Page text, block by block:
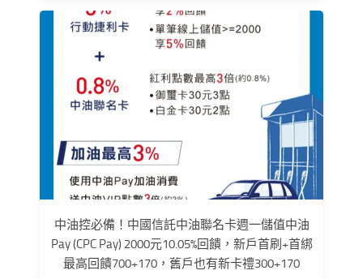
中油控必備！中國信託中油聯名卡週一儲值中油
Pay (CPC Pay) 2000元10.05%回饋，新戶首刷+首綁
最高回饋700+170，舊戶也有新卡禮300+170